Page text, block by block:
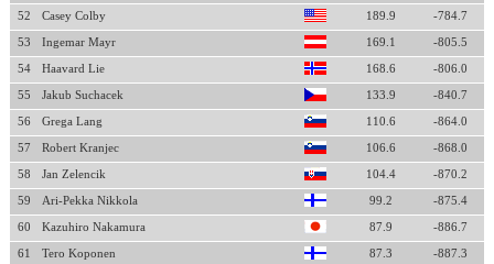
52 Casey Colby 189.9 -784.7
53 Ingemar Mayr 169.1 -805.5
54 Haavard Lie 168.6 -806.0
55 Jakub Suchacek 133.9 -840.7
56 Grega Lang 110.6 -864.0
57 Robert Kranjec 106.6 -868.0
58 Jan Zelencik 104.4 -870.2
59 Ari-Pekka Nikkola 99.2 -875.4
60 Kazuhiro Nakamura 87.9 -886.7
61 Tero Koponen 87.3 -887.3